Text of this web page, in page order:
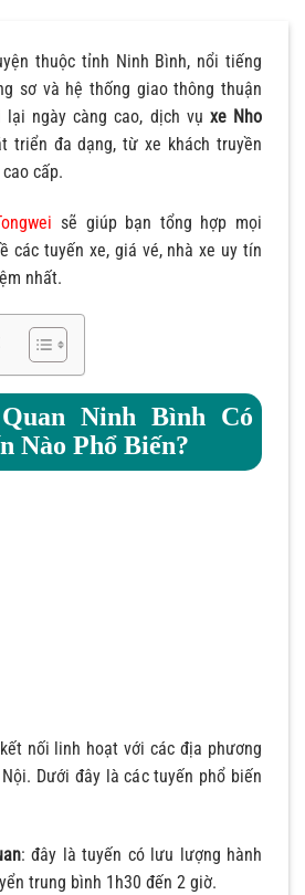
thuộc tỉnh Ninh Bình, nổi tiếng
sơ và hệ thống giao thông thuận
ngày càng cao, dịch vụ xe Nho
triển đa dạng, từ xe khách truyền
cấp.
sẽ giúp bạn tổng hợp mọi
các tuyến xe, giá vé, nhà xe uy tín
nhất.
Ninh Bình Có
Nào Phổ Biến?
nối linh hoạt với các địa phương
Dưới đây là các tuyến phổ biến
: đây là tuyến có lưu lượng hành
trung bình 1h30 đến 2 giờ.